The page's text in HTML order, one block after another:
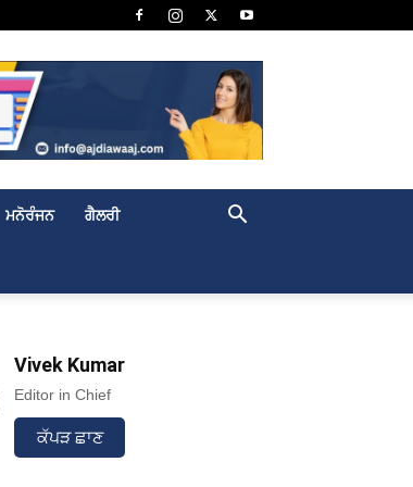
ਮਨੋਰੰਜਨ ਗੈਲਰੀ
Vivek Kumar
Editor in Chief
ਕੱਪੜ ਛਾਣ